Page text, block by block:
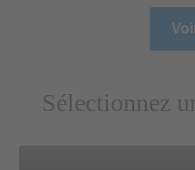
Sélectionnez